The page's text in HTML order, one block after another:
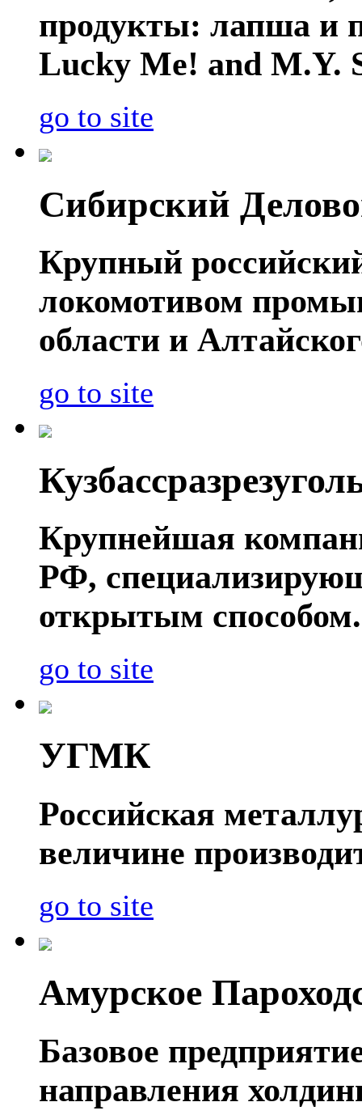
продукты: лапша и
Lucky Me! and M.Y.
go to site
Сибирский
Крупный
локомотивом
области и
go to site
Крупнейшая
РФ,
открытым способом.
go to site
УГМК
Российская
величине
go to site
Амурское
Базовое
направления